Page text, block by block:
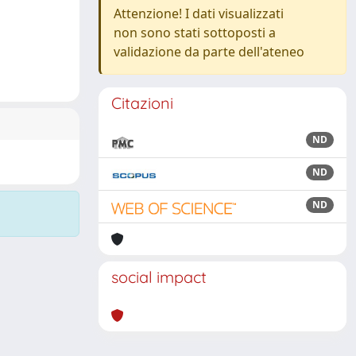
Attenzione! I dati visualizzati
non sono stati sottoposti a
validazione da parte dell'ateneo
Citazioni
ND
ND
ND
social impact